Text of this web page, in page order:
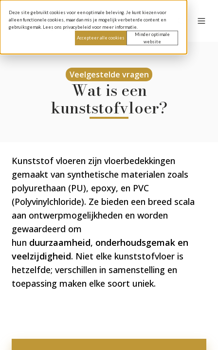
Deze site gebruikt cookies voor een optimale beleving. Je kunt kiezen voor
alleen functionele cookies, maar dan mis je mogelijk verbeterde content en
gebruiksgemak. Lees ons privacybeleid voor meer informatie.
Accepteer alle cookies
Minder optimale
website
Veelgestelde vragen
Wat is een
kunststofvloer?
Kunststof vloeren zijn vloerbedekkingen
gemaakt van synthetische materialen zoals
polyurethaan (PU), epoxy, en PVC
(Polyvinylchloride). Ze bieden een breed scala
aan ontwerpmogelijkheden en worden
gewaardeerd om
hun duurzaamheid, onderhoudsgemak en
veelzijdigheid. Niet elke kunststofvloer is
hetzelfde; verschillen in samenstelling en
toepassing maken elke soort uniek​​​​.